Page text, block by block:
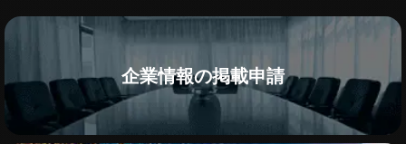
企業情報の掲載申請